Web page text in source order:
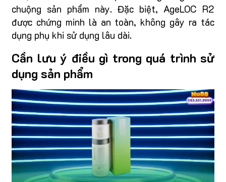
chuộng sản phẩm này. Đặc biệt, AgeLOC R2
được chứng minh là an toàn, không gây ra tác
dụng phụ khi sử dụng lâu dài.
Cần lưu ý điều gì trong quá trình sử
dụng sản phẩm